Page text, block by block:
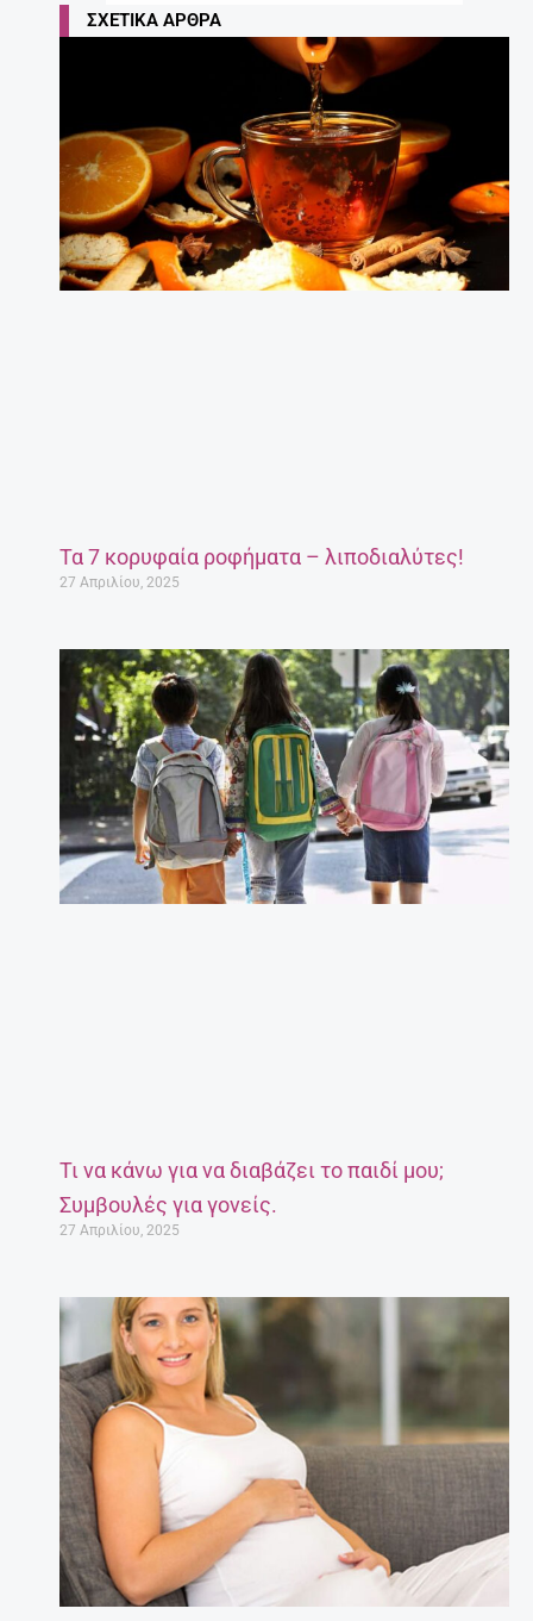
ΣΧΕΤΙΚΆ ΆΡΘΡΑ
Τα 7 κορυφαία ροφήματα – λιποδιαλύτες!
27 Απριλίου, 2025
Τι να κάνω για να διαβάζει το παιδί μου;
Συμβουλές για γονείς.
27 Απριλίου, 2025